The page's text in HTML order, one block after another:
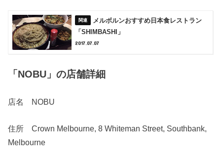
メルボルンおすすめ日本食レストラン
「SHIMBASHI」
2017.07.07
「NOBU」の店舗詳細
店名 NOBU
住所 Crown Melbourne, 8 Whiteman Street, Southbank,
Melbourne